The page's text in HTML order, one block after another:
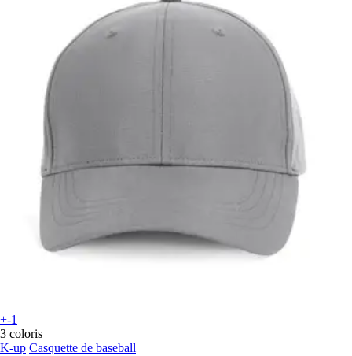
+-1
3 coloris
K-up Casquette de baseball